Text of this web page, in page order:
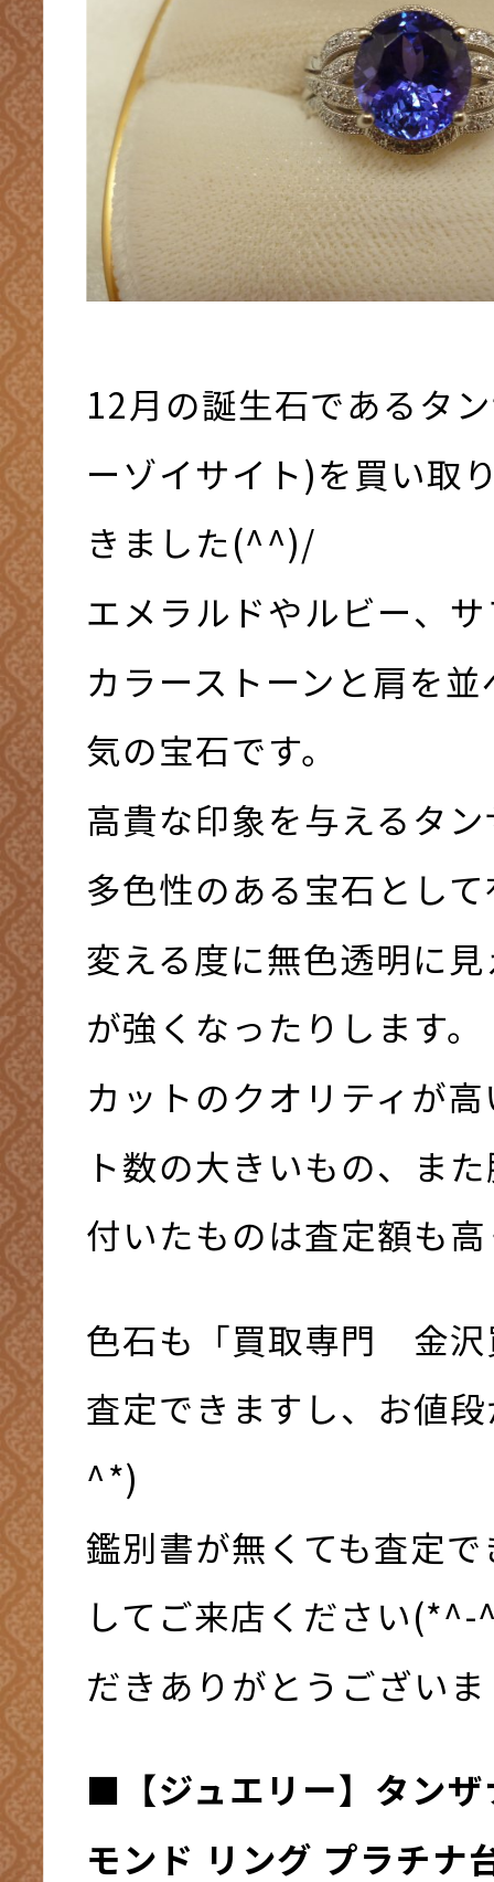
12月の誕生石であるタ
ーゾイサイト)を買い取
きました(^^)/
エメラルドやルビー、
カラーストーンと肩を
気の宝石です。
高貴な印象を与えるタ
多色性のある宝石とし
変える度に無色透明に
が強くなったりします。
カットのクオリティが
ト数の大きいもの、ま
付いたものは査定額も
色石も「買取専門 金沢
査定できますし、お値
^*)
鑑別書が無くても査定
してご来店ください
だきありがとうござい
■【ジュエリー】タンザ
モンド リング プラチナ